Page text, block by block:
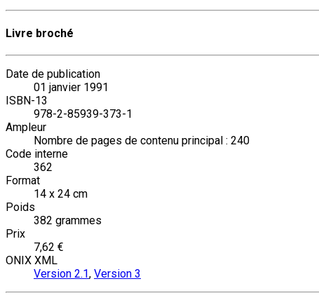
Livre broché
Date de publication
01 janvier 1991
ISBN-13
978-2-85939-373-1
Ampleur
Nombre de pages de contenu principal : 240
Code interne
362
Format
14 x 24 cm
Poids
382 grammes
Prix
7,62 €
ONIX XML
Version 2.1, Version 3